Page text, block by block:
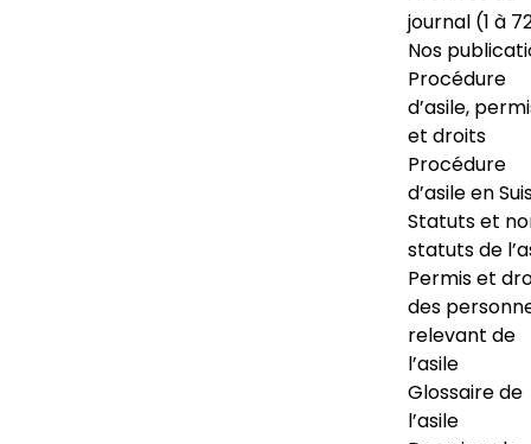
journal (1 à
Nos
Procédure
d’asile,
et droits
Procédure
d’asile en
Statuts et
statuts de
Permis et
des
relevant de
l’asile
Glossaire de
l’asile